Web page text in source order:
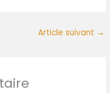
Article suivant →